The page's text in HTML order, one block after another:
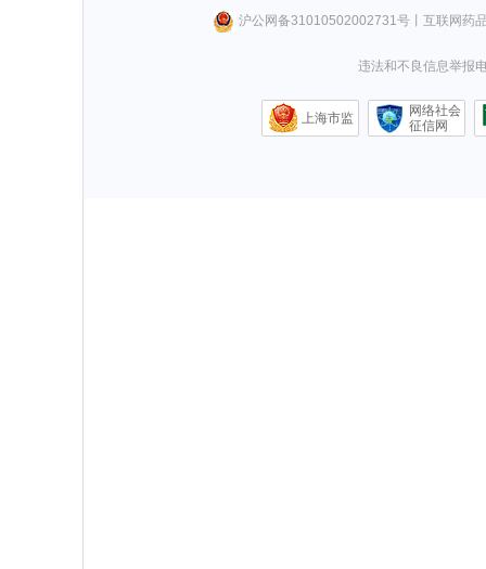
沪公网备31010502002731号丨 互联网药
违法和不良信息举报
上海市监
网络社会
征信网